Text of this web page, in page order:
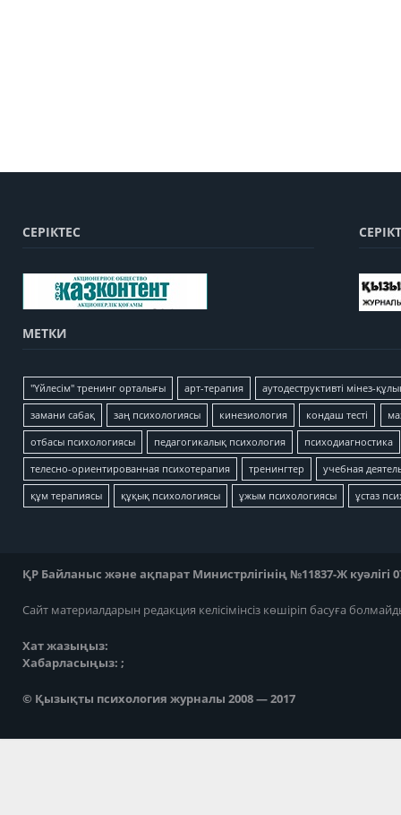
СЕРІКТЕС
МЕТКИ
"Үйлесім" тренинг орталығы арт-терапия аутодеструктивті мінез-
замани сабақ заң психологиясы кинезиология кондаш тесті
отбасы психологиясы педагогикалық психология психодиагностика
телесно-ориентированная психотерапия тренингтер учебная
құм терапиясы құқық психологиясы ұжым психологиясы ұстаз
ҚР Байланыс және ақпарат Министрлігінің №11837-Ж куәлігі
Сайт материалдарын редакция келісімінсіз көшіріп басуға
Хат жазыңыз:
Хабарласыңыз: ;
© Қызықты психология журналы 2008 — 2017